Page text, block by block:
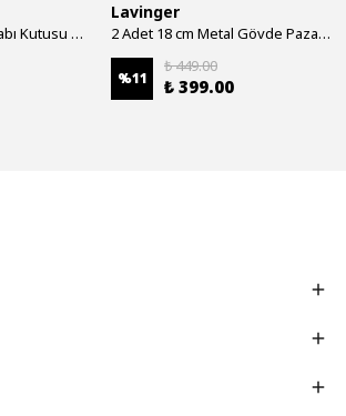
10 Adet Kadın Ayakkabı Kutusu - Şeffaf Ayakkabı Düzenleyici Saklama Kutusu Organizer Seyahat Kutusu
Lavinger
2 Adet 18 cm Metal Gövde Pazar Arabası Tekerleği Süper Sağlam Araba Tekeri Somun&Pul Hediyeli
%11
₺ 449.00
₺ 399.00